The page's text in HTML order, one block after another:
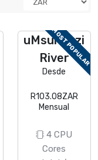
uMsunduzi
River
MOST POPULAR
Desde
R103.08ZAR
Mensual
4 CPU
Cores